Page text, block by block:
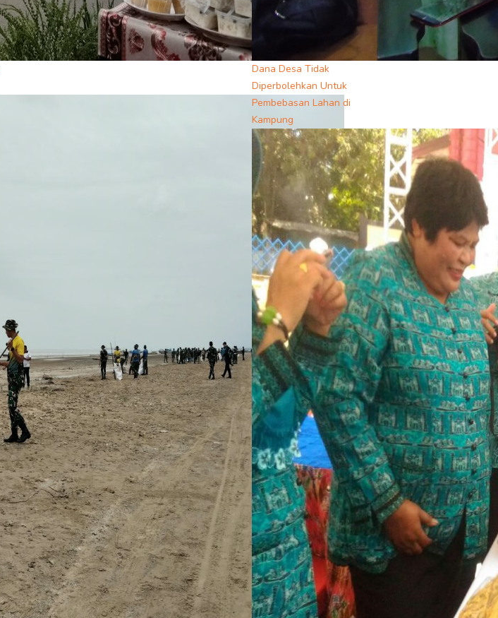
Dana Desa Tidak
Diperbolehkan Untuk
Pembebasan Lahan di
Kampung